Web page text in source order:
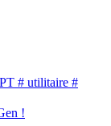
# utilitaire #
!